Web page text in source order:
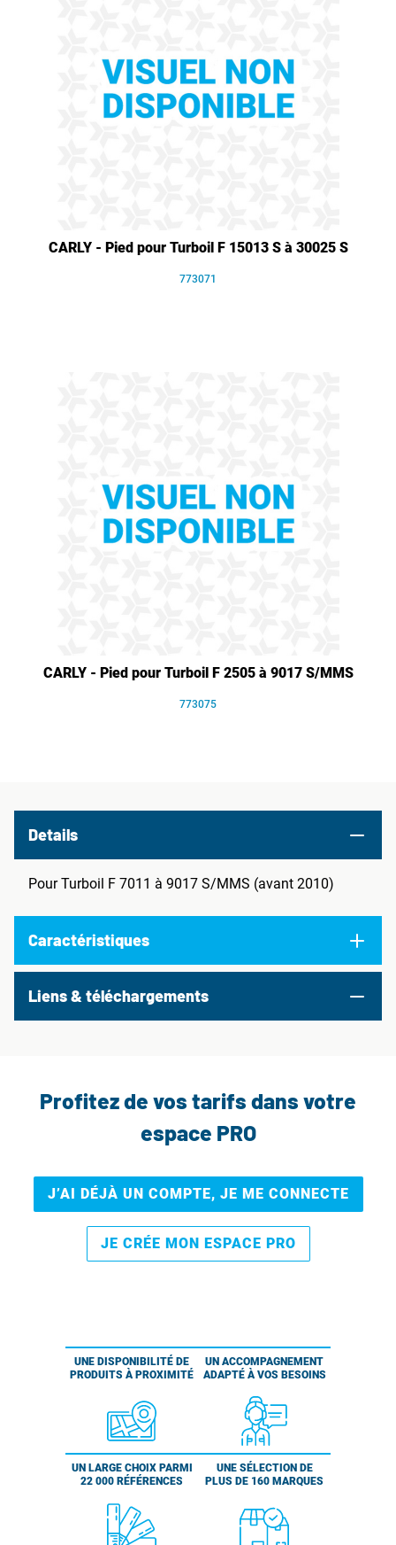
CARLY - Pied pour Turboil F 15013 S à 30025 S
773071
CARLY - Pied pour Turboil F 2505 à 9017 S/MMS
773075
Details
Pour Turboil F 7011 à 9017 S/MMS (avant 2010)
Caractéristiques
Liens & téléchargements
Profitez de vos tarifs dans votre
espace PRO
J’AI DÉJÀ UN COMPTE, JE ME CONNECTE
JE CRÉE MON ESPACE PRO
UNE DISPONIBILITÉ DE
PRODUITS À PROXIMITÉ
UN ACCOMPAGNEMENT
ADAPTÉ À VOS BESOINS
UN LARGE CHOIX PARMI
22 000 RÉFÉRENCES
UNE SÉLECTION DE
PLUS DE 160 MARQUES